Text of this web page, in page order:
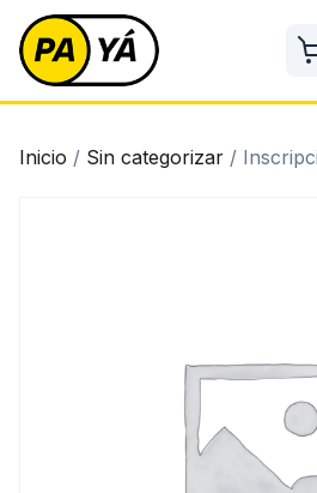
Skip
content
Inicio / Sin categorizar /